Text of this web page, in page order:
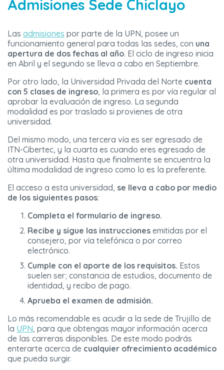
Admisiones Sede Chiclayo
Las admisiones por parte de la UPN, posee un
funcionamiento general para todas las sedes, con una
apertura de dos fechas al año. El ciclo de ingreso inicia
en Abril y el segundo se lleva a cabo en Septiembre.
Por otro lado, la Universidad Privada del Norte cuenta
con 5 clases de ingreso, la primera es por vía regular al
aprobar la evaluación de ingreso. La segunda
modalidad es por traslado si provienes de otra
universidad.
Del mismo modo, una tercera vía es ser egresado de
ITN-Cibertec, y la cuarta es cuando eres egresado de
otra universidad. Hasta que finalmente se encuentra la
última modalidad de ingreso como lo es la preferente.
El acceso a esta universidad, se lleva a cabo por medio
de los siguientes pasos:
Completa el formulario de ingreso.
Recibe y sigue las instrucciones emitidas por el
consejero, por vía telefónica o por correo
electrónico.
Cumple con el aporte de los requisitos. Estos
suelen ser; constancia de estudios, documento de
identidad, y recibo de pago.
Aprueba el examen de admisión.
Lo más recomendable es acudir a la sede de Trujillo de
la UPN, para que obtengas mayor información acerca
de las carreras disponibles. De este modo podrás
enterarte acerca de cualquier ofrecimiento académico
que pueda surgir.